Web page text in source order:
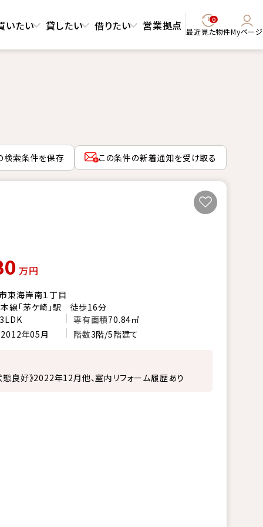
いたい 貸したい 借りたい 営業拠点 0
最近見た物件Myページ
検索条件を保存 この条件の新着通知を受け取る
万円
東海岸南１丁目
線「茅ケ崎」駅 徒歩16分
3LDK 専有面積70.84㎡
2012年05月 階数3階/5階建て
態良好》2022年12月他、室内リフォーム履歴あり